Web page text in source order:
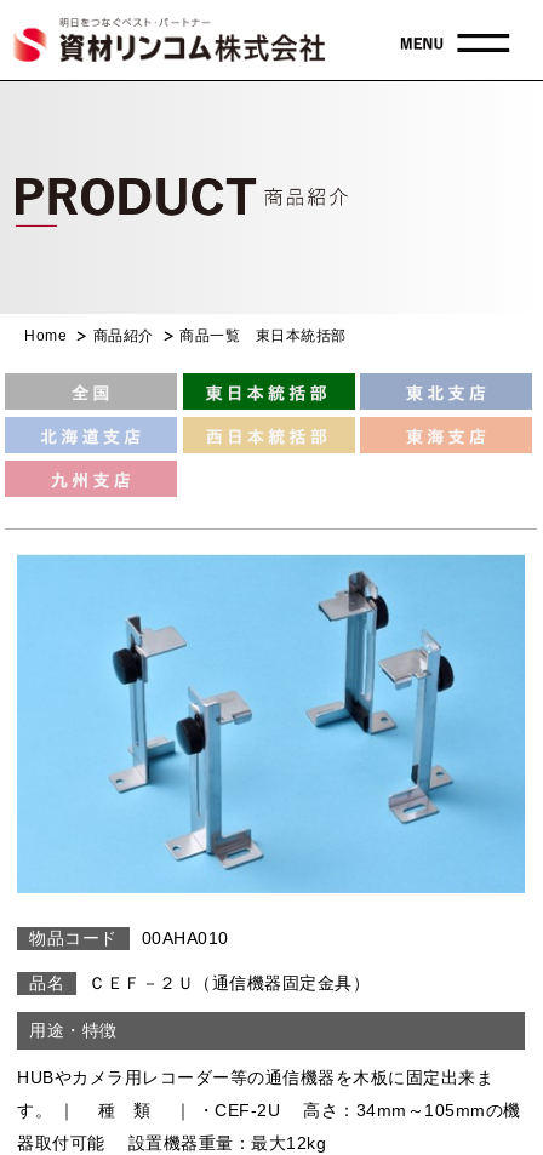
Home 商品紹介 商品一覧 東日本統括部
00AHA010
ＣＥＦ－２Ｕ（通信機器固定金具）
HUBやカメラ用レコーダー等の通信機器を木板に固定出来ま
す。 ｜ 種 類 ｜ ・CEF-2U 高さ：34mm～105mmの機
器取付可能 設置機器重量：最大12kg